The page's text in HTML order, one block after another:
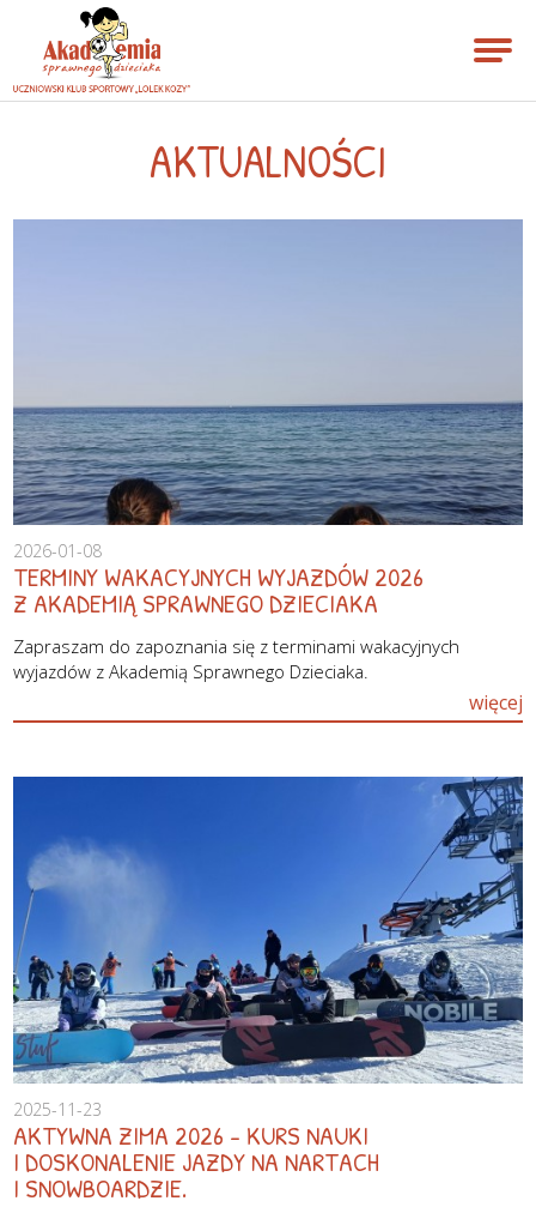
AKTUALNOŚCI
2026-01-08
TERMINY WAKACYJNYCH WYJAZDÓW 2026
Z AKADEMIĄ SPRAWNEGO DZIECIAKA
Zapraszam do zapoznania się z terminami wakacyjnych
wyjazdów z Akademią Sprawnego Dzieciaka.
więcej
2025-11-23
AKTYWNA ZIMA 2026 - KURS NAUKI
I DOSKONALENIE JAZDY NA NARTACH
I SNOWBOARDZIE.